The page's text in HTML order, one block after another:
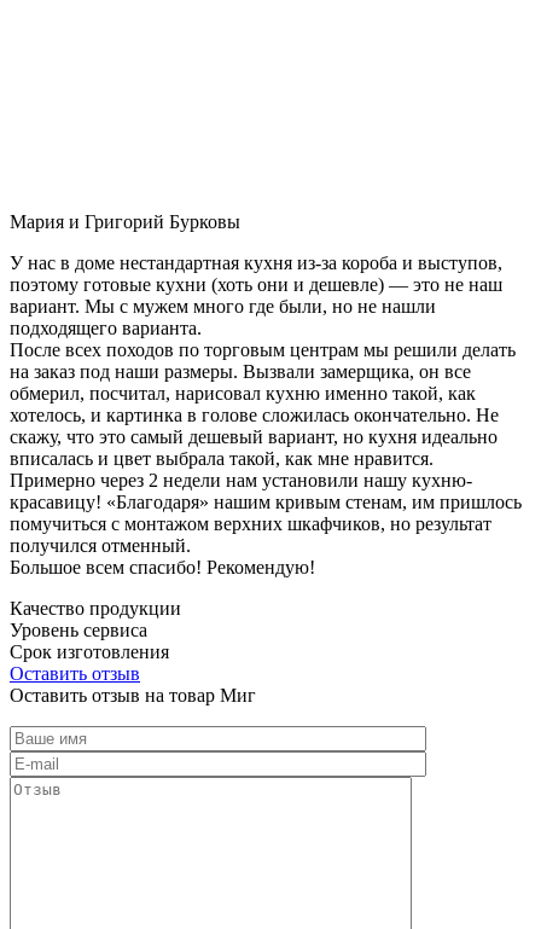
Мария и Григорий Бурковы
У нас в доме нестандартная кухня из-за короба и выступов,
поэтому готовые кухни (хоть они и дешевле) — это не наш
вариант. Мы с мужем много где были, но не нашли
подходящего варианта.
После всех походов по торговым центрам мы решили делать
на заказ под наши размеры. Вызвали замерщика, он все
обмерил, посчитал, нарисовал кухню именно такой, как
хотелось, и картинка в голове сложилась окончательно. Не
скажу, что это самый дешевый вариант, но кухня идеально
вписалась и цвет выбрала такой, как мне нравится.
Примерно через 2 недели нам установили нашу кухню-
красавицу! «Благодаря» нашим кривым стенам, им пришлось
помучиться с монтажом верхних шкафчиков, но результат
получился отменный.
Большое всем спасибо! Рекомендую!
Качество продукции
Уровень сервиса
Срок изготовления
Оставить отзыв
Оставить отзыв на товар Миг